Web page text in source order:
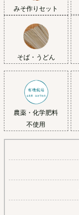
みそ作りセット
そば・うどん
農薬・化学肥料
不使用